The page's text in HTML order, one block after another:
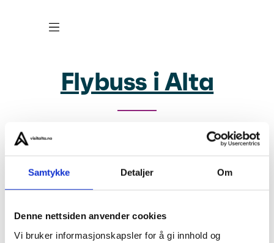
Samtykke Detaljer Om
Denne nettsiden anvender cookies
Vi bruker informasjonskapsler for å gi innhold og
Flybuss i Alta
Visit Alta for Travel Trade